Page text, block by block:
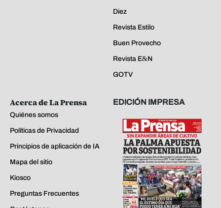
Diez
Revista Estilo
Buen Provecho
Revista E&N
GOTV
Acerca de La Prensa
Quiénes somos
Políticas de Privacidad
Principios de aplicación de IA
Mapa del sitio
Kiosco
Preguntas Frecuentes
EDICIÓN IMPRESA